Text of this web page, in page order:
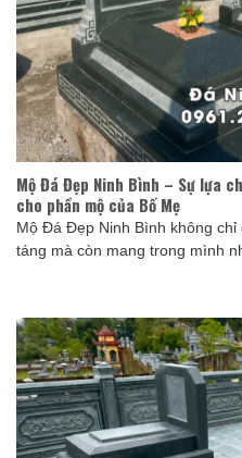
Mộ Đá Đẹp Ninh Bình – Sự lựa
cho phần mộ của Bố Mẹ
Mộ Đá Đẹp Ninh Bình không
táng mà còn mang trong mình